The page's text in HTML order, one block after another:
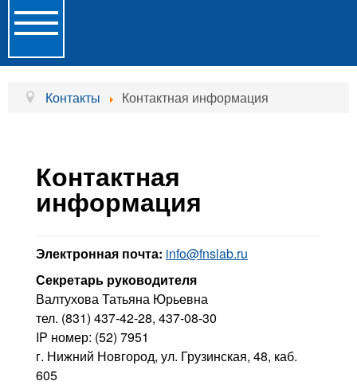
Toggle
Navigation
Главная
Образовательные услуги
Контакты
Блог
Контакты Контактная информация
Контактная
информация
Электронная почта: info@fnslab.ru
Секретарь руководителя
Валтухова Татьяна Юрьевна
тел. (831) 437-42-28, 437-08-30
IP номер: (52) 7951
г. Нижний Новгород, ул. Грузинская, 48, каб.
605